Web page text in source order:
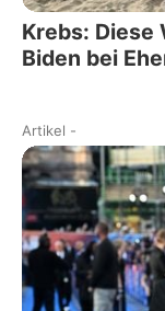
Krebs: Diese
Biden bei
Artikel -